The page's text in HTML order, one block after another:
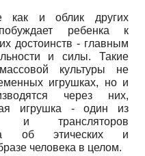
как и облик других
ребенка к
достоинств - главным
и силы. Такие
культуры не
игрушках, но и
через них,
игрушка - один из
и трансляторов
об этических и
человека в целом.